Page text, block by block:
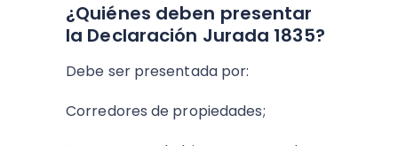
¿Quiénes deben presentar
la Declaración Jurada 1835?
Debe ser presentada por:
Corredores de propiedades;